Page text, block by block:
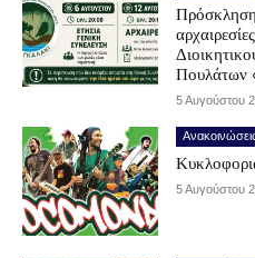
Πουλάτων
5 Αυγούστου
5 Αυγούστου